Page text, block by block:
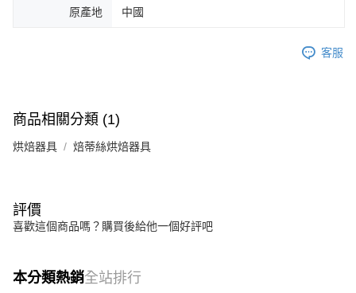
原產地 中國
客服
商品相關分類 (1)
烘焙器具 焙蒂絲烘焙器具
評價
喜歡這個商品嗎？購買後給他一個好評吧
本分類熱銷全站排行